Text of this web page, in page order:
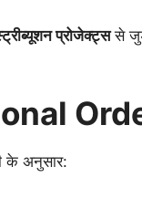
प्रोजेक्ट्ससे
के अनुसार: